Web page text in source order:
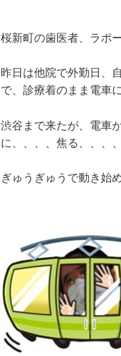
桜新町の歯医者、ラポ
昨日は他院で外勤日、
で、診療着のまま電車
渋谷まで来たが、電車
に、、、、焦る、、、、
ぎゅうぎゅうで動き始